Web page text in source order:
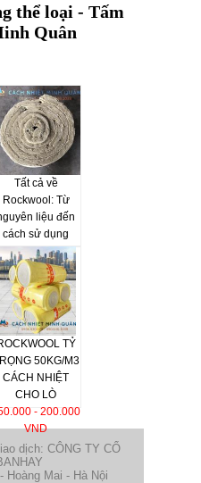
thể loại - Tấm
Quân
Tất cả về
Rockwool: Từ
liệu đến
cách sử dụng
TỶ
50KG/M3
CÁCH NHIỆT
CHO LÒ
- 200.000
VND
dịch: CÔNG TY CỔ
Mai - Hà Nội